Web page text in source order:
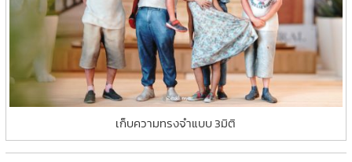
เก็บความทรงจำแบบ 3มิติ